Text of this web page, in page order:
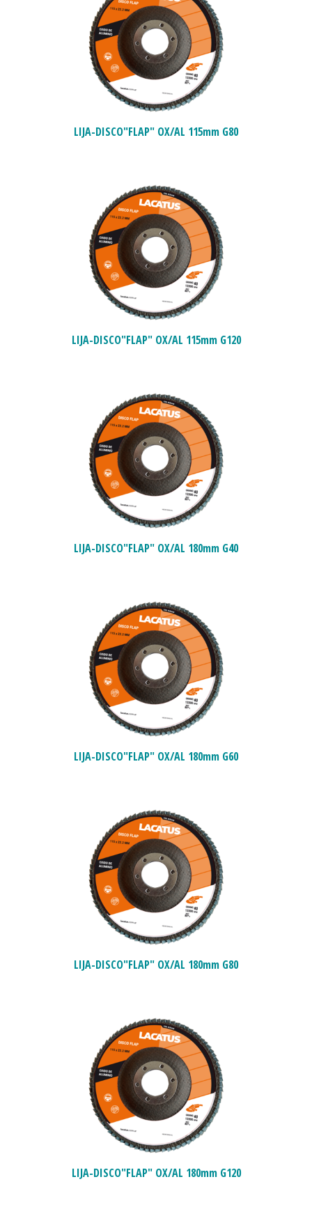
LIJA-DISCO"FLAP" OX/AL 115mm G80
LIJA-DISCO"FLAP" OX/AL 115mm G120
LIJA-DISCO"FLAP" OX/AL 180mm G40
LIJA-DISCO"FLAP" OX/AL 180mm G60
LIJA-DISCO"FLAP" OX/AL 180mm G80
LIJA-DISCO"FLAP" OX/AL 180mm G120